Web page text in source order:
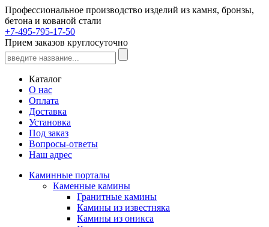
Профессиональное производство изделий из камня, бронзы,
бетона и кованой стали
+7-495-795-17-50
Прием заказов круглосуточно
Каталог
О нас
Оплата
Доставка
Установка
Под заказ
Вопросы-ответы
Наш адрес
Каминные порталы
Каменные камины
Гранитные камины
Камины из известняка
Камины из оникса